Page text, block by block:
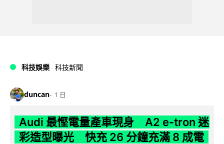
科技娛樂 科技新聞
duncan 1 日
Audi 最慳電量產車現身 A2 e-tron 迷
彩造型曝光 快充 26 分鐘充滿 8 成電